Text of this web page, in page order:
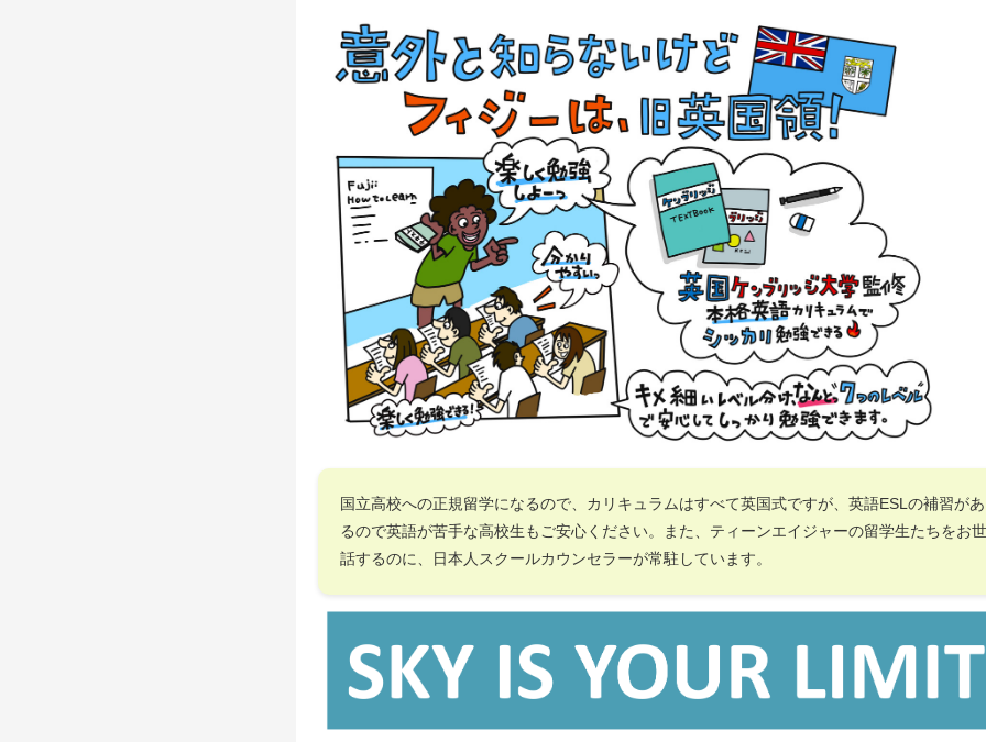
国立高校への正規留学になるので、カリキュラムはすべて英国式ですが、英語ESLの補習があ
るので英語が苦手な高校生もご安心ください。また、ティーンエイジャーの留学生たちをお世
話するのに、日本人スクールカウンセラーが常駐しています。